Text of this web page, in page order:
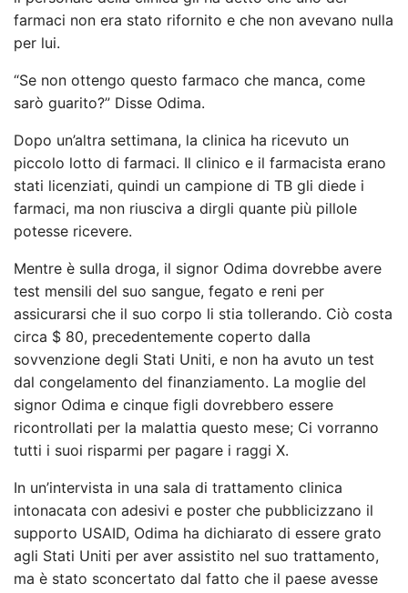
farmaci non era stato rifornito e che non avevano nulla
per lui.
“Se non ottengo questo farmaco che manca, come
sarò guarito?” Disse Odima.
Dopo un’altra settimana, la clinica ha ricevuto un
piccolo lotto di farmaci. Il clinico e il farmacista erano
stati licenziati, quindi un campione di TB gli diede i
farmaci, ma non riusciva a dirgli quante più pillole
potesse ricevere.
Mentre è sulla droga, il signor Odima dovrebbe avere
test mensili del suo sangue, fegato e reni per
assicurarsi che il suo corpo li stia tollerando. Ciò costa
circa $ 80, precedentemente coperto dalla
sovvenzione degli Stati Uniti, e non ha avuto un test
dal congelamento del finanziamento. La moglie del
signor Odima e cinque figli dovrebbero essere
ricontrollati per la malattia questo mese; Ci vorranno
tutti i suoi risparmi per pagare i raggi X.
In un’intervista in una sala di trattamento clinica
intonacata con adesivi e poster che pubblicizzano il
supporto USAID, Odima ha dichiarato di essere grato
agli Stati Uniti per aver assistito nel suo trattamento,
ma è stato sconcertato dal fatto che il paese avesse